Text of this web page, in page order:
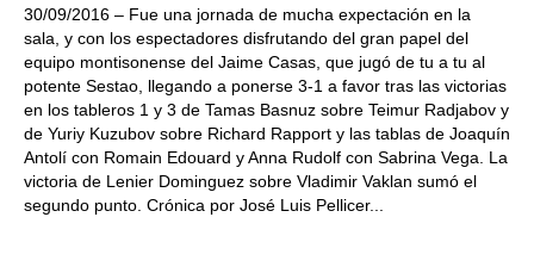
30/09/2016 – Fue una jornada de mucha expectación en la
sala, y con los espectadores disfrutando del gran papel del
equipo montisonense del Jaime Casas, que jugó de tu a tu al
potente Sestao, llegando a ponerse 3-1 a favor tras las victorias
en los tableros 1 y 3 de Tamas Basnuz sobre Teimur Radjabov y
de Yuriy Kuzubov sobre Richard Rapport y las tablas de Joaquín
Antolí con Romain Edouard y Anna Rudolf con Sabrina Vega. La
victoria de Lenier Dominguez sobre Vladimir Vaklan sumó el
segundo punto. Crónica por José Luis Pellicer...